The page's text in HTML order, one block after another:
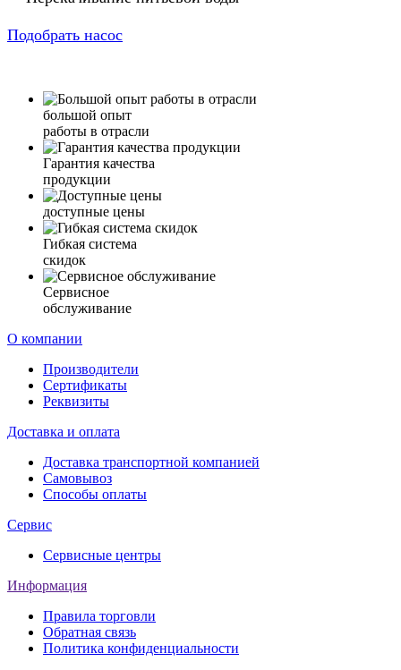
Подобрать насос
большой опыт
работы в отрасли
Гарантия качества
продукции
доступные цены
Гибкая система
скидок
Сервисное
обслуживание
О компании
Производители
Сертификаты
Реквизиты
Доставка и оплата
Доставка транспортной компанией
Самовывоз
Способы оплаты
Сервис
Сервисные центры
Информация
Правила торговли
Обратная связь
Политика конфиденциальности